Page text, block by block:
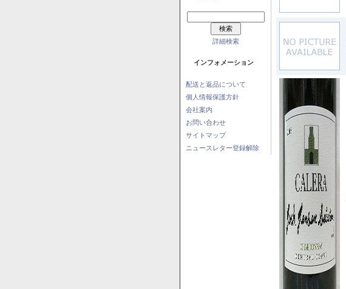
詳細検索
インフォメーション
配送と返品について
個人情報保護方針
会社案内
お問い合わせ
サイトマップ
ニュースレター登録解除